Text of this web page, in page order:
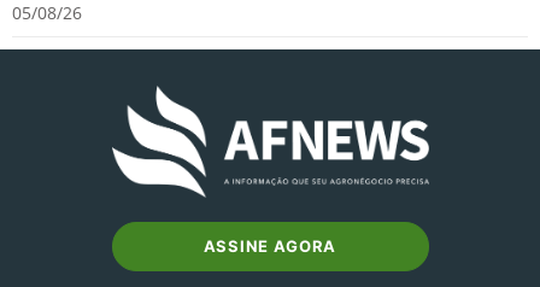
05/08/26
ASSINE AGORA